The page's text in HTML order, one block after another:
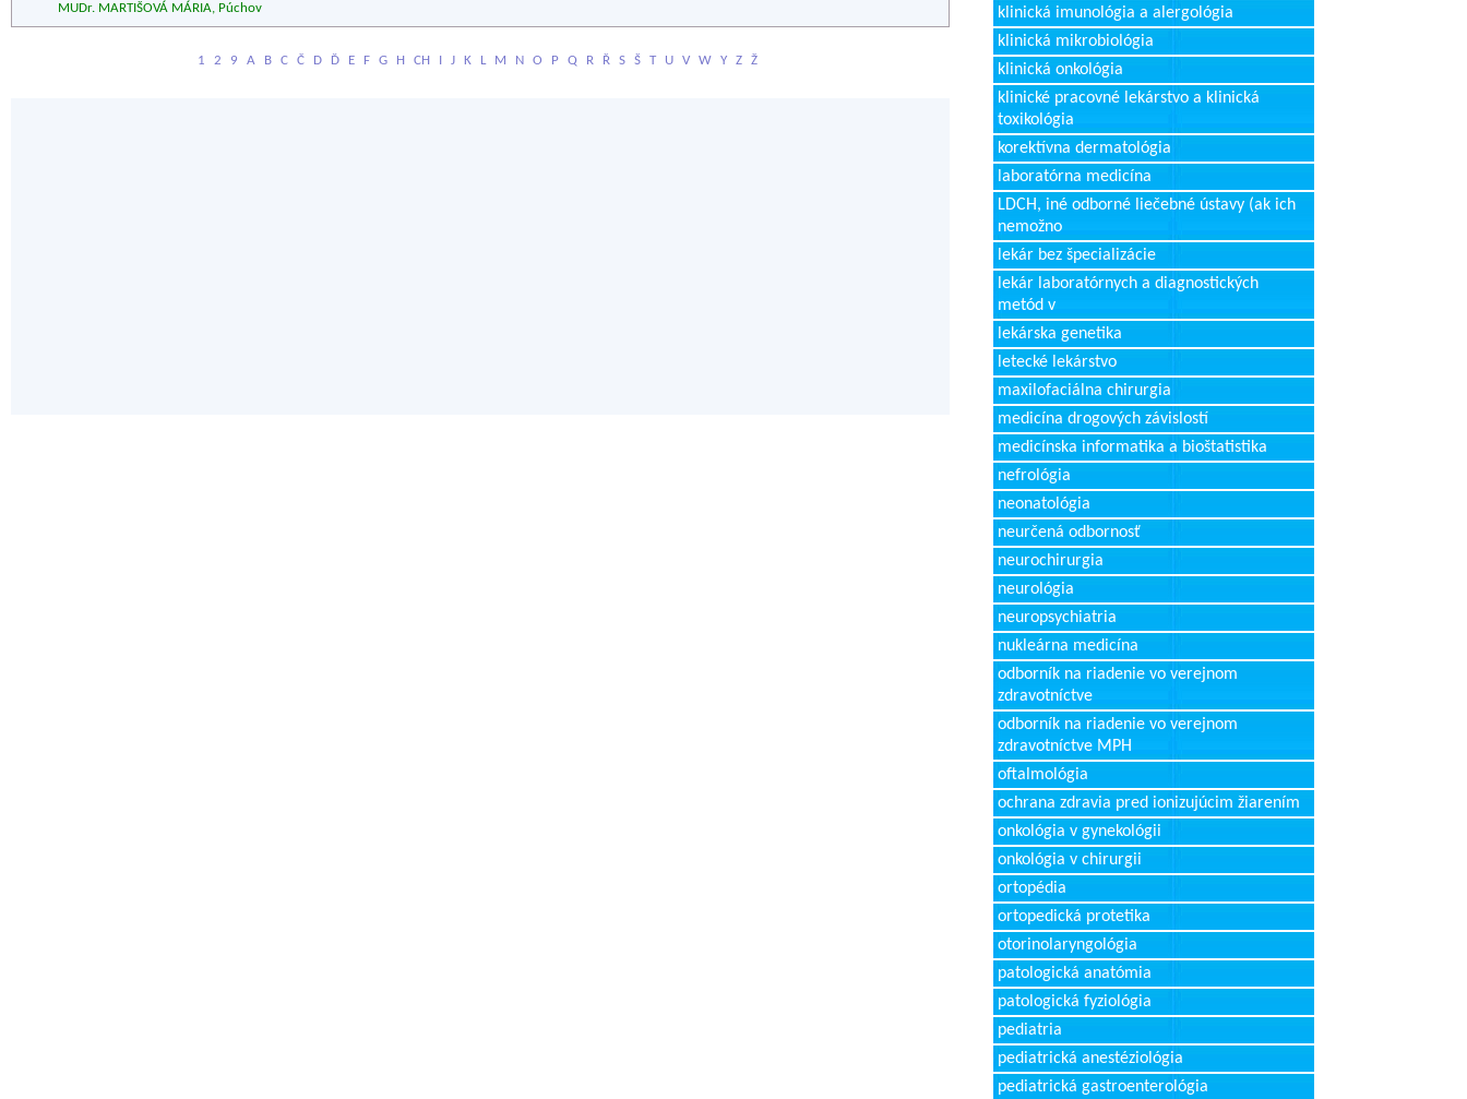
MUDr. MARTIŠOVÁ MÁRIA, Púchov
1 2 9 A B C Č D Ď E F G H CH I J K L M N O P Q R Ř S Š T U V W Y Z Ž
klinická imunológia a alergológia
klinická mikrobiológia
klinická onkológia
klinické pracovné lekárstvo a klinická
toxikológia
korektívna dermatológia
laboratórna medicína
LDCH, iné odborné liečebné ústavy (ak ich
nemožno
lekár bez špecializácie
lekár laboratórnych a diagnostických
metód v
lekárska genetika
letecké lekárstvo
maxilofaciálna chirurgia
medicína drogových závislostí
medicínska informatika a bioštatistika
nefrológia
neonatológia
neurčená odbornosť
neurochirurgia
neurológia
neuropsychiatria
nukleárna medicína
odborník na riadenie vo verejnom
zdravotníctve
odborník na riadenie vo verejnom
zdravotníctve MPH
oftalmológia
ochrana zdravia pred ionizujúcim žiarením
onkológia v gynekológii
onkológia v chirurgii
ortopédia
ortopedická protetika
otorinolaryngológia
patologická anatómia
patologická fyziológia
pediatria
pediatrická anestéziológia
pediatrická gastroenterológia